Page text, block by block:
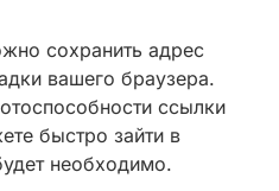
сохранить адрес
вашего браузера.
ссылки
быстро зайти в
необходимо.